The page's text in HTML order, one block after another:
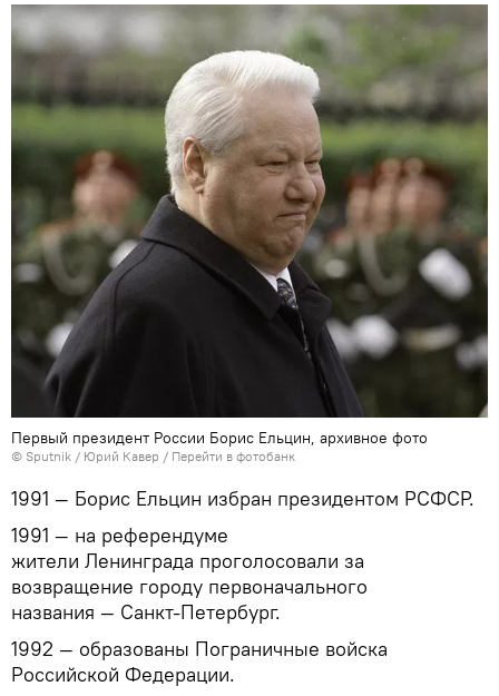
Первый президент России Борис Ельцин, архивное фото
© Sputnik / Юрий Кавер / Перейти в фотобанк
1991 — Борис Ельцин избран президентом РСФСР.
1991 — на референдуме
жители Ленинграда проголосовали за
возвращение городу первоначального
названия — Санкт-Петербург.
1992 — образованы Пограничные войска
Российской Федерации.